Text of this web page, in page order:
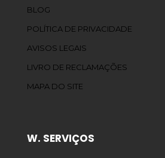
BLOG
POLÍTICA DE PRIVACIDADE
AVISOS LEGAIS
LIVRO DE RECLAMAÇÕES
MAPA DO SITE
W. SERVIÇOS